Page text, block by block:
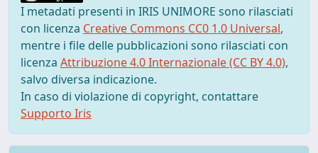
I metadati presenti in IRIS UNIMORE sono rilasciati
con licenza Creative Commons CC0 1.0 Universal,
mentre i file delle pubblicazioni sono rilasciati con
licenza Attribuzione 4.0 Internazionale (CC BY 4.0),
salvo diversa indicazione.
In caso di violazione di copyright, contattare
Supporto Iris